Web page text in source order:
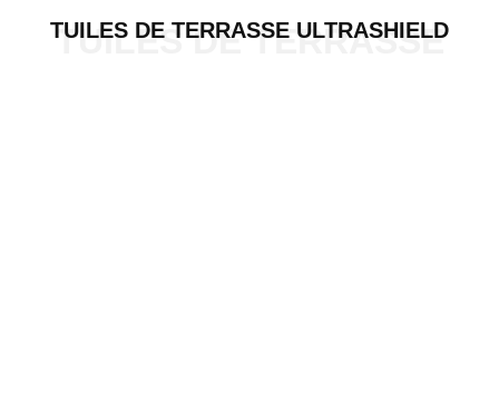
TUILES DE TERRASSE
TUILES DE TERRASSE ULTRASHIELD